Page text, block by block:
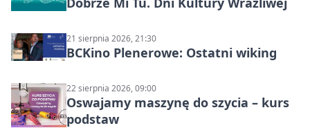
21 sierpnia 2026, 21:30
BCKino Plenerowe: Ostatni wiking
22 sierpnia 2026, 09:00
Oswajamy maszynę do szycia – kurs
podstaw